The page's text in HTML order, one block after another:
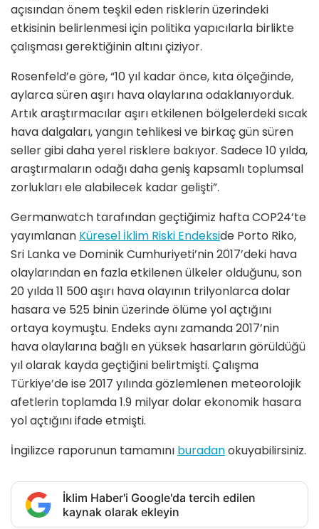
açısından önem teşkil eden risklerin üzerindeki
etkisinin belirlenmesi için politika yapıcılarla birlikte
çalışması gerektiğinin altını çiziyor.
Rosenfeld’e göre, “10 yıl kadar önce, kıta ölçeğinde,
aylarca süren aşırı hava olaylarına odaklanıyorduk.
Artık araştırmacılar aşırı etkilenen bölgelerdeki sıcak
hava dalgaları, yangın tehlikesi ve birkaç gün süren
seller gibi daha yerel risklere bakıyor. Sadece 10 yılda,
araştırmaların odağı daha geniş kapsamlı toplumsal
zorlukları ele alabilecek kadar gelişti”.
Germanwatch tarafından geçtiğimiz hafta COP24’te
yayımlanan Küresel İklim Riski Endekside Porto Riko,
Sri Lanka ve Dominik Cumhuriyeti’nin 2017’deki hava
olaylarından en fazla etkilenen ülkeler olduğunu, son
20 yılda 11 500 aşırı hava olayının trilyonlarca dolar
hasara ve 525 binin üzerinde ölüme yol açtığını
ortaya koymuştu. Endeks aynı zamanda 2017’nin
hava olaylarına bağlı en yüksek hasarların görüldüğü
yıl olarak kayda geçtiğini belirtmişti. Çalışma
Türkiye’de ise 2017 yılında gözlemlenen meteorolojik
afetlerin toplamda 1.9 milyar dolar ekonomik hasara
yol açtığını ifade etmişti.
İngilizce raporunun tamamını buradanokuyabilirsiniz.
İklim Haber'i Google'da tercih edilen
kaynak olarak ekleyin